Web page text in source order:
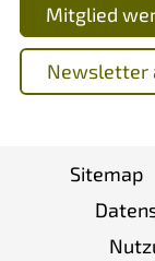
Mitglied
Newsletter
Sitemap